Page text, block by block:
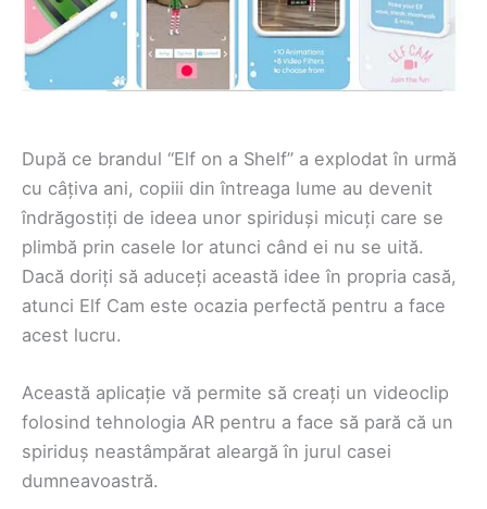
După ce brandul “Elf on a Shelf” a explodat în urmă
cu câțiva ani, copiii din întreaga lume au devenit
îndrăgostiți de ideea unor spiriduși micuți care se
plimbă prin casele lor atunci când ei nu se uită.
Dacă doriți să aduceți această idee în propria casă,
atunci Elf Cam este ocazia perfectă pentru a face
acest lucru.
Această aplicație vă permite să creați un videoclip
folosind tehnologia AR pentru a face să pară că un
spiriduș neastâmpărat aleargă în jurul casei
dumneavoastră.